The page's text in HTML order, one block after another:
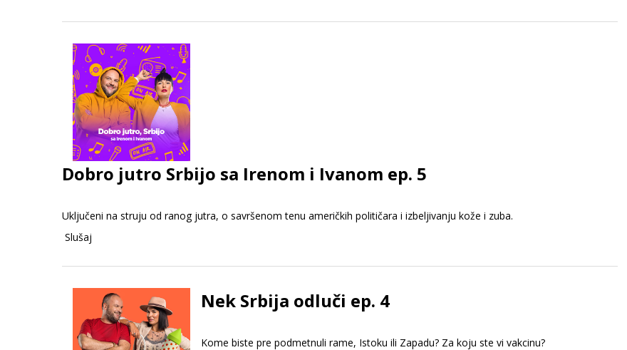
Dobro jutro Srbijo sa Irenom i Ivanom ep. 5
Uključeni na struju od ranog jutra, o savršenom tenu američkih političara i izbeljivanju kože i zuba.
Slušaj
Nek Srbija odluči ep. 4
Kome biste pre podmetnuli rame, Istoku ili Zapadu? Za koju ste vi vakcinu?